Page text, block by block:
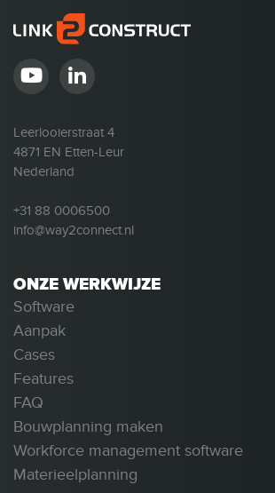
Leerlooierstraat 4
4871 EN Etten-Leur
Nederland
+31 88 0006500
info@way2connect.nl
ONZE WERKWIJZE
Software
Aanpak
Cases
Features
FAQ
Bouwplanning maken
Workforce management software
Materieelplanning